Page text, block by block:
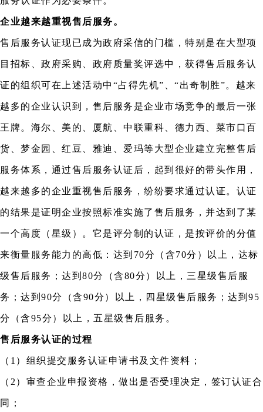
企业越来越重视售后服务。
售后服务认证现已成为政府采信的门槛，特别是在大型项
目招标、政府采购、政府质量奖评选中，获得售后服务认
证的组织可在上述活动中“占得先机”、“出奇制胜”。越来
越多的企业认识到，售后服务是企业市场竞争的最后一张
王牌。海尔、美的、厦航、中联重科、德力西、菜市口百
货、梦金园、红豆、雅迪、爱玛等大型企业建立完整售后
服务体系，通过售后服务认证后，起到很好的带头作用，
越来越多的企业重视售后服务，纷纷要求通过认证。认证
的结果是证明企业按照标准实施了售后服务，并达到了某
一个高度（星级）。它是评分制的认证，是按评价的分值
来衡量服务能力的高低：达到70分（含70分）以上，达标
级售后服务；达到80分（含80分）以上，三星级售后服
务；达到90分（含90分）以上，四星级售后服务；达到95
分（含95分）以上，五星级售后服务。
售后服务认证的过程
（1）组织提交服务认证申请书及文件资料；
（2）审查企业申报资格，做出是否受理决定，签订认证合
同；